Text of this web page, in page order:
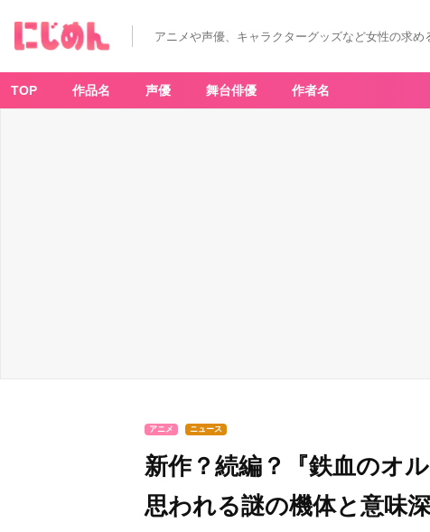
アニメや声優、キャラクターグッズなど女性の求め
TOP 作品名 声優 舞台俳優 作者名
アニメ ニュース
新作？続編？『鉄血のオ
思われる謎の機体と意味